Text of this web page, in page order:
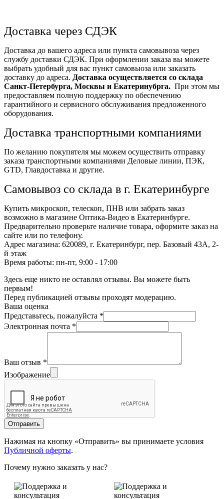
Доставка через СДЭК
Доставка до вашего адреса или пункта самовывоза через
службу доставки СДЭК. При оформлении заказа вы можете
выбрать удобный для вас пункт самовыоза или заказать
доставку до адреса. Доставка осуществляется со склада
Санкт-Петербурга, Москвы и Екатеринубрга. При этом мы
предоставляем полную поддержку по обеспечению
гарантийного и сервисного обслуживания предложенного
оборудования.
Доставка транспортными компаниями
По желанию покупятеля мы можем осуществить отправку
заказа транспортными компаниями Деловые линии, ПЭК,
GTD, Главдоставка и другие.
Самовывоз со склада в г. Екатеринбурге
Купить микроскоп, телескоп, ПНВ или забрать заказ
возможно в магазине Оптика-Видео в Екатеринбурге.
Предварительно проверьте наличие товара, оформите заказ на
сайте или по телефону.
Адрес магазина: 620089, г. Екатеринбург, пер. Базовый 43А, 2-
й этаж
Время работы: пн-пт, 9:00 - 17:00
Здесь еще никто не оставлял отзывы. Вы можете быть
первым!
Перед публикацией отзывы проходят модерацию.
Ваша оценка
Представьтесь, пожалуйста *
Электронная почта *
Ваш отзыв *
Изображение
Отправить
Нажимая на кнопку «Отправить» вы принимаете условия
Публичной оферты.
Почему нужно заказать у нас?